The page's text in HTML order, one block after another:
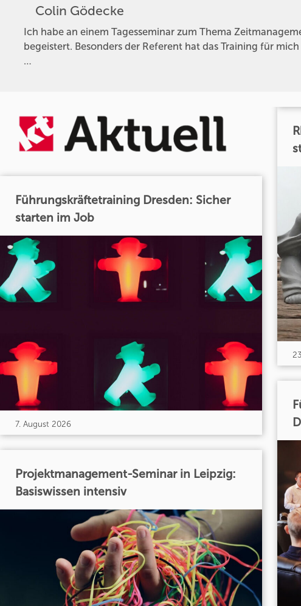
Colin Gödecke
Ich habe an einem Tagesseminar zum Thema
begeistert. Besonders der Referent hat das Training für
…
Führungskräftetraining Dresden: Sicher
starten im Job
7. August 2026
Projektmanagement-Seminar in Leipzig:
Basiswissen intensiv